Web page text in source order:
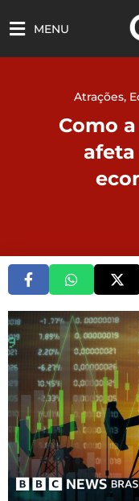
para
MENU
Atrações,
Como